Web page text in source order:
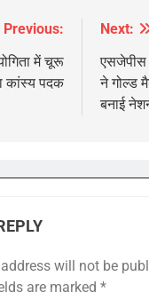
Previous:
में चूरू
कांस्य पदक
Next:
ने गोल्ड
बनाई
will not be
are marked *